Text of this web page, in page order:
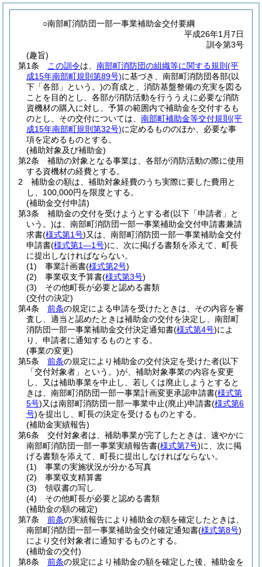
○南部町消防団一部一事業補助金交付要綱
平成26年1月7日
訓令第3号
(趣旨)
第1条
この訓令は、 南部町消防団の組織等に関する規則 (平
成15年南部町規則第89号)に基づき、南部町消防団各部(以
下「各部」という。)の育成と、消防基盤整備の充実を図る
ことを目的とし、各部が消防活動を行ううえに必要な消防
資機材の購入に対し、予算の範囲内で補助金を交付するも
のとし、その交付については、 南部町補助金等交付規則 (平
成15年南部町規則第32号)に定めるもののほか、必要な事
項を定めるものとする。
(補助対象及び補助金)
第2条
補助の対象となる事業は、各部が消防活動の際に使用
する資機材の経費とする。
2
補助金の額は、補助対象経費のうち実際に要した費用と
し、100,000円を限度とする。
(補助金交付申請)
第3条
補助金の交付を受けようとする者(以下「申請者」と
いう。)は、南部町消防団一部一事業補助金交付申請書兼請
求書(様式第1号)又は、南部町消防団一部一事業補助金交付
申請書(様式第1―1号)に、次に掲げる書類を添えて、町長
に提出しなければならない。
(1)
事業計画書(様式第2号)
(2)
事業収支予算書(様式第3号)
(3)
その他町長が必要と認める書類
(交付の決定)
第4条
前条の規定による申請を受けたときは、その内容を審
査し、適当と認めたときは補助金の交付を決定し、南部町
消防団一部一事業補助金交付決定通知書(様式第4号)によ
り、申請者に通知するものとする。
(事業の変更)
第5条
前条の規定により補助金の交付決定を受けた者(以下
「交付対象者」という。)が、補助対象事業の内容を変更
し、又は補助事業を中止し、若しくは廃止しようとすると
きは、南部町消防団一部一事業計画変更承認申請書(様式第
5号)又は南部町消防団一部一事業中止(廃止)申請書(様式第6
号)を提出し、町長の決定を受けるものとする。
(補助金実績報告)
第6条
交付対象者は、補助事業が完了したときは、速やかに
南部町消防団一部一事業実績報告書(様式第7号)に、次に掲
げる書類を添えて、町長に提出しなければならない。
(1)
事業の実施状況が分かる写真
(2)
事業収支精算書
(3)
領収書の写し
(4)
その他町長が必要と認める書類
(補助金の額の確定)
第7条
前条の実績報告により補助金の額を確定したときは、
南部町消防団一部一事業補助金交付確定通知書(様式第8号)
により交付対象者に通知するものとする。
(補助金の交付)
第8条
前条の規定により補助金の額を確定した後、補助金を